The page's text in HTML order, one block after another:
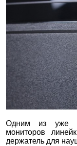
Одним из уже
мониторов
держатель для